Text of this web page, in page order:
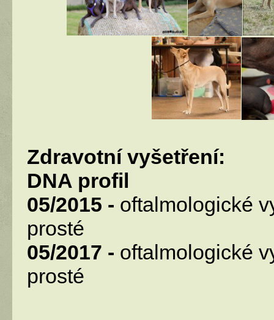
Zdravotní vyšetření:
DNA profil
05/2015 - oftalmologické
prosté
05/2017 - oftalmologické
prosté